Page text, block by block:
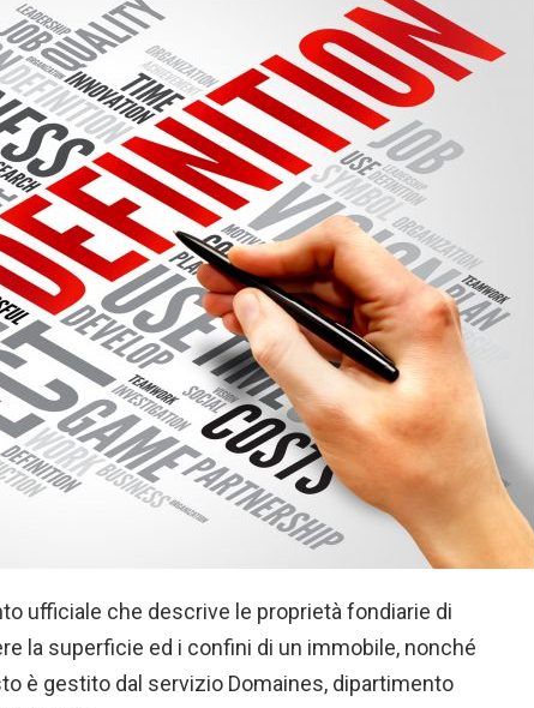
ufficiale che descrive le proprietà fondiarie di
la superficie ed i confini di un immobile, nonché
è gestito dal servizio Domaines, dipartimento